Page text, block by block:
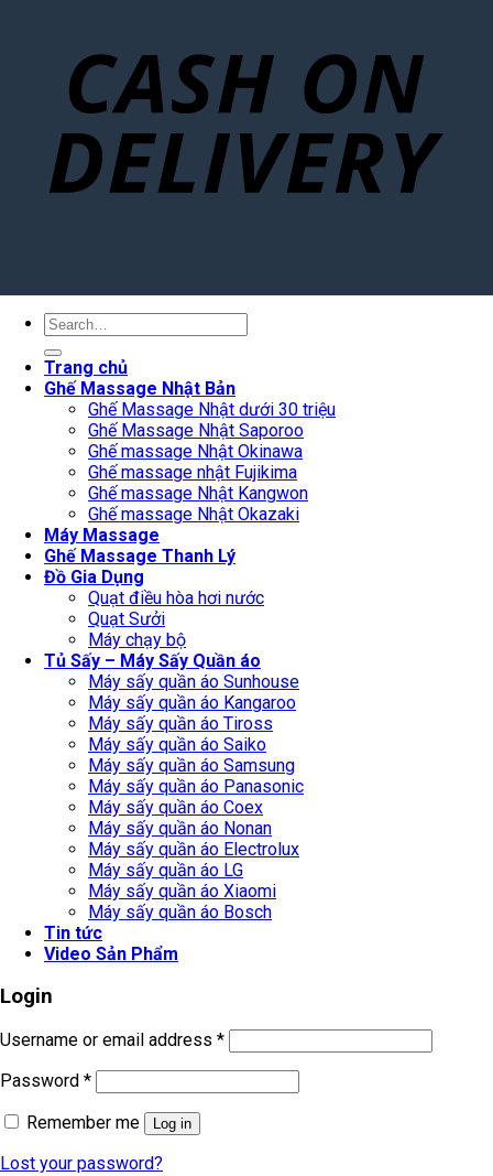
Search
for:
Trang chủ
Ghế Massage Nhật Bản
Ghế Massage Nhật dưới 30 triệu
Ghế Massage Nhật Saporoo
Ghế massage Nhật Okinawa
Ghế massage nhật Fujikima
Ghế massage Nhật Kangwon
Ghế massage Nhật Okazaki
Máy Massage
Ghế Massage Thanh Lý
Đồ Gia Dụng
Quạt điều hòa hơi nước
Quạt Sưởi
Máy chạy bộ
Tủ Sấy – Máy Sấy Quần áo
Máy sấy quần áo Sunhouse
Máy sấy quần áo Kangaroo
Máy sấy quần áo Tiross
Máy sấy quần áo Saiko
Máy sấy quần áo Samsung
Máy sấy quần áo Panasonic
Máy sấy quần áo Coex
Máy sấy quần áo Nonan
Máy sấy quần áo Electrolux
Máy sấy quần áo LG
Máy sấy quần áo Xiaomi
Máy sấy quần áo Bosch
Tin tức
Video Sản Phẩm
Login
Username or email address *
Password *
Remember me
Log in
Lost your password?